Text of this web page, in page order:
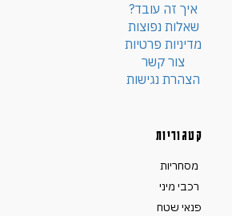
איך זה עובד?
שאלות נפוצות
מדיניות פרטיות
צור קשר
הצהרת נגישות
קטגוריות
מסחריות
רכבי מיני
פנאי שטח